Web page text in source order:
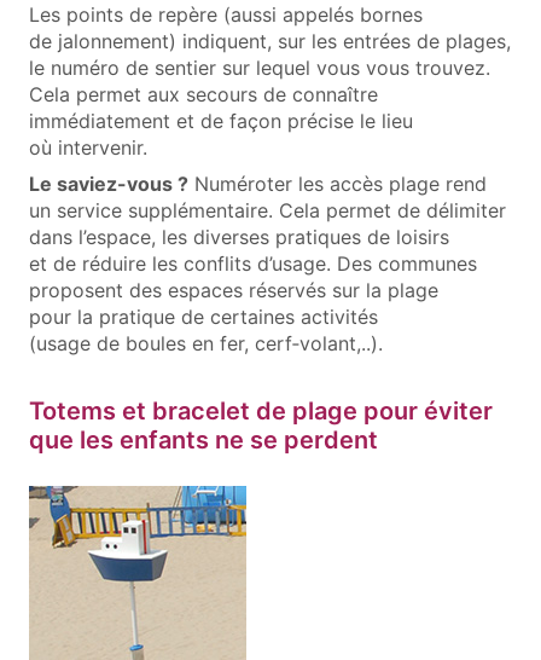
Les points de repère (aussi appelés bornes
de jalonnement) indiquent, sur les entrées de plages,
le numéro de sentier sur lequel vous vous trouvez.
Cela permet aux secours de connaître
immédiatement et de façon précise le lieu
où intervenir.
Le saviez-vous ? Numéroter les accès plage rend
un service supplémentaire. Cela permet de délimiter
dans l’espace, les diverses pratiques de loisirs
et de réduire les conflits d’usage. Des communes
proposent des espaces réservés sur la plage
pour la pratique de certaines activités
(usage de boules en fer, cerf‑volant,..).
Totems et bracelet de plage pour éviter
que les enfants ne se perdent